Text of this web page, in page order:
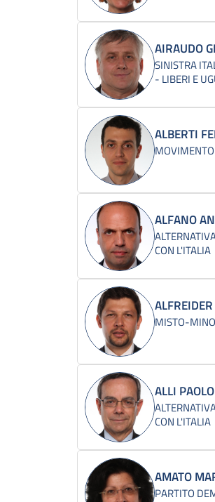
AIRAUDO
SINISTRA
- LIBERI E
ALBERTI
MOVIMENTO
ALFANO
CON L'ITALIA
MISTO-
ALLI PAOLO
CON L'ITALIA
AMATO
PARTITO